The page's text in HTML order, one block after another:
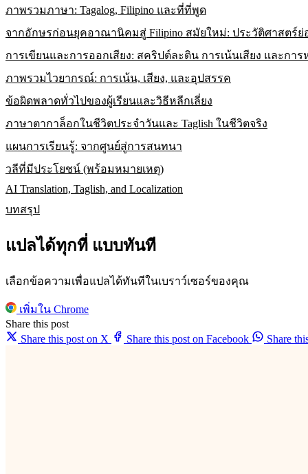
ภาพรวมภาษา: Tagalog, Filipino และที่ที่พูด
จากอักษรก่อนยุคอาณานิคมสู่ Filipino สมัยใหม่: ประวัติศาสตร์ย่
การเขียนและการออกเสียง: สคริปต์ละติน การเน้นเสียง และการ
ภาพรวมไวยากรณ์: การเน้น, เสียง, และอุปสรรค
ข้อผิดพลาดทั่วไปของผู้เรียนและวิธีหลีกเลี่ยง
ภาษาตากาล็อกในชีวิตประจำวันและ Taglish ในชีวิตจริง
แผนการเรียนรู้: จากศูนย์สู่การสนทนา
วลีที่มีประโยชน์ (พร้อมหมายเหตุ)
AI Translation, Taglish, and Localization
บทสรุป
แปลได้ทุกที่ แบบทันที
เลือกข้อความเพื่อแปลได้ทันทีในเบราว์เซอร์ของคุณ
เพิ่มใน Chrome
Share this post
Share this post on X
Share this post on Facebook Share